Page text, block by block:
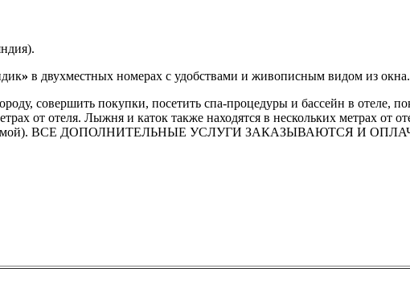
» в двухместных номерах с удобствами и живописным видом из окна.
совершить покупки, посетить спа-процедуры и бассейн в отеле,
от отеля. Лыжня и каток также находятся в нескольких метрах от
ВСЕ ДОПОЛНИТЕЛЬНЫЕ УСЛУГИ ЗАКАЗЫВАЮТСЯ И